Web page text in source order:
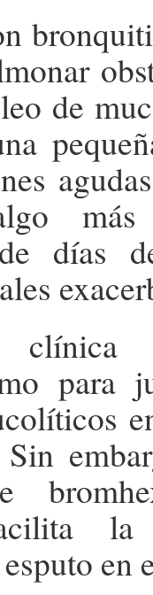
de
días
clínica
para
en